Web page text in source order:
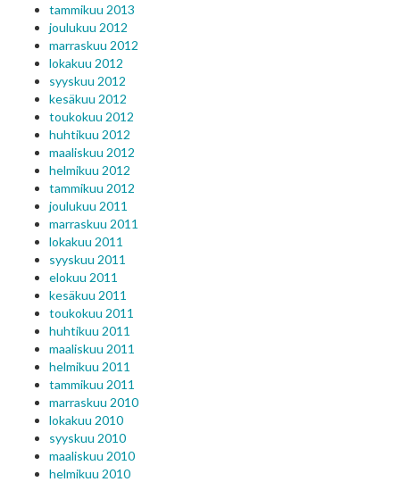
tammikuu 2013
joulukuu 2012
marraskuu 2012
lokakuu 2012
syyskuu 2012
kesäkuu 2012
toukokuu 2012
huhtikuu 2012
maaliskuu 2012
helmikuu 2012
tammikuu 2012
joulukuu 2011
marraskuu 2011
lokakuu 2011
syyskuu 2011
elokuu 2011
kesäkuu 2011
toukokuu 2011
huhtikuu 2011
maaliskuu 2011
helmikuu 2011
tammikuu 2011
marraskuu 2010
lokakuu 2010
syyskuu 2010
maaliskuu 2010
helmikuu 2010